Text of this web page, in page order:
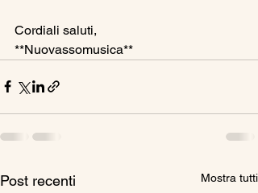
Cordiali saluti,
**Nuovassomusica**
Post recenti Mostra tutti